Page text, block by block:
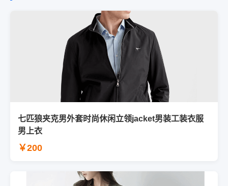
七匹狼夹克男外套时尚休闲立领jacket男装工装衣服
男上衣
￥200